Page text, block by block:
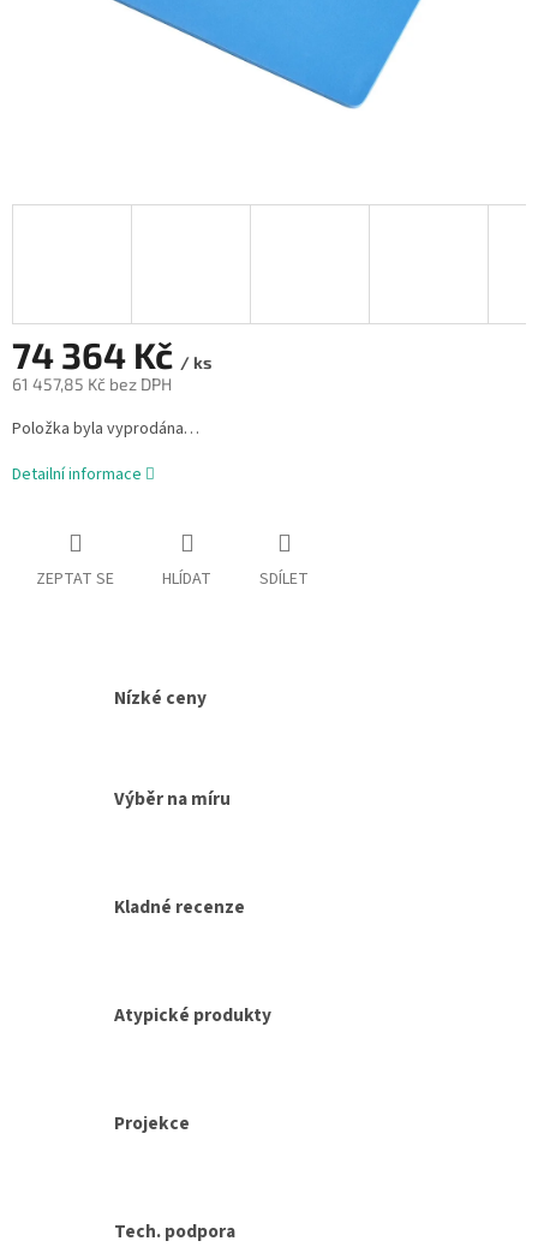
74 364 Kč / ks
61 457,85 Kč bez DPH
Měrná
cena:
Položka byla vyprodána…
Detailní informace
ZEPTAT SE HLÍDAT SDÍLET
Nízké ceny
Výběr na míru
Kladné recenze
Atypické produkty
Projekce
Tech. podpora